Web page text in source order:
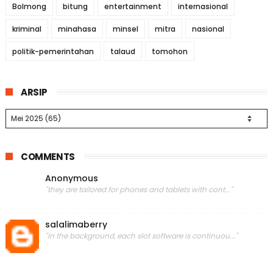
Bolmong bitung entertainment internasional
kriminal minahasa minsel mitra nasional
politik-pemerintahan talaud tomohon
ARSIP
COMMENTS
Anonymous
"they are tailored for phones and tablets with cont..."
salalimaberry
"in the background, each slot software is continuou..."